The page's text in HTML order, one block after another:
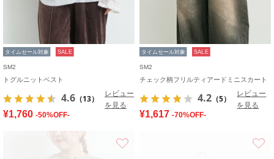
タイムセール対象 SALE
SM2
トグルニットベスト
4.6 （13）
レビュー
を見る
¥1,760 -50%OFF-
タイムセール対象 SALE
SM2
チェック柄フリルティアードミニスカート
4.2 （5）
レビュー
を見る
¥1,617 -70%OFF-